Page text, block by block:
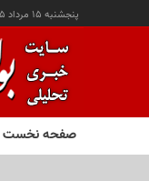
پنجشنبه ۱۵ مرداد ۱۴۰۵
صفحه نخست